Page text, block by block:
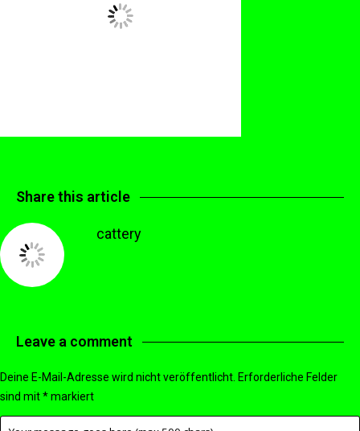
Share this article
cattery
Leave a comment
Deine E-Mail-Adresse wird nicht veröffentlicht. Erforderliche Felder
sind mit*markiert